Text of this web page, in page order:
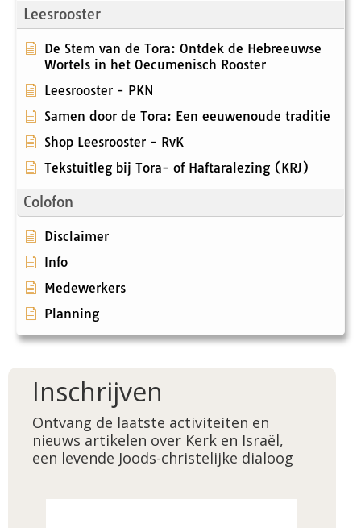
Leesrooster
De Stem van de Tora: Ontdek de Hebreeuwse
Wortels in het Oecumenisch Rooster
Leesrooster - PKN
Samen door de Tora: Een eeuwenoude traditie
Shop Leesrooster - RvK
Tekstuitleg bij Tora- of Haftaralezing (KRJ)
Colofon
Disclaimer
Info
Medewerkers
Planning
Inschrijven
Ontvang de laatste activiteiten en
nieuws artikelen over Kerk en Israël,
een levende Joods-christelijke dialoog